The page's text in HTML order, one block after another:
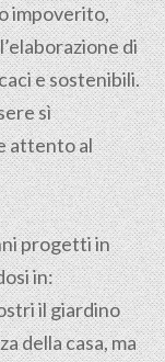
impoverito,
di
e sostenibili.
sì
attento al
progetti in
in:
il giardino
della casa, ma